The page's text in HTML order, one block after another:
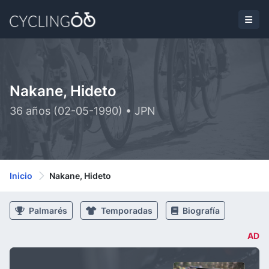
Nakane, Hideto
36 años (02-05-1990) • JPN
Inicio Nakane, Hideto
Palmarés Temporadas Biografía
AD